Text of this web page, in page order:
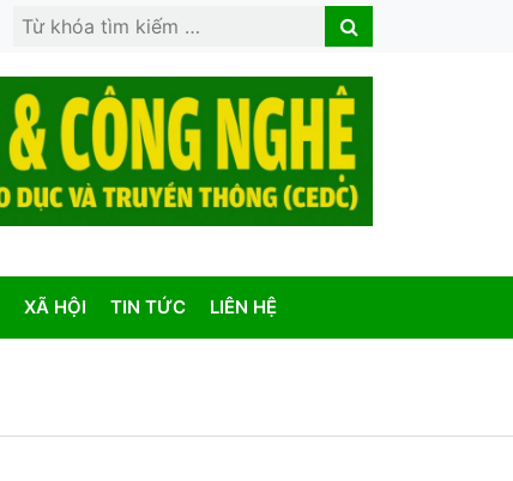
Search
Search
XÃ HỘI TIN TỨC LIÊN HỆ